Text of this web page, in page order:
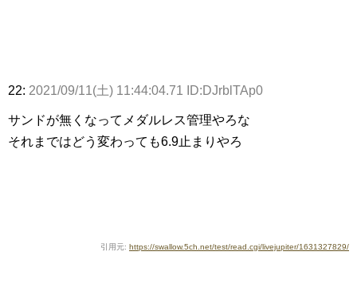
22: 2021/09/11(土) 11:44:04.71 ID:DJrblTAp0
サンドが無くなってメダルレス管理やろな
それまではどう変わっても6.9止まりやろ
引用元: https://swallow.5ch.net/test/read.cgi/livejupiter/1631327829/